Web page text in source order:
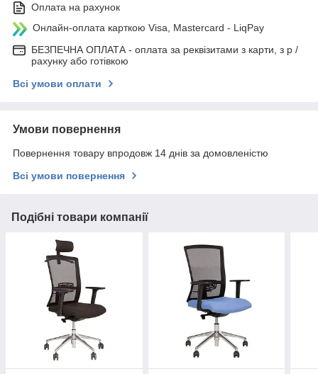
Оплата на рахунок
Онлайн-оплата карткою Visa, Mastercard - LiqPay
БЕЗПЕЧНА ОПЛАТА - оплата за реквізитами з карти, з р /
рахунку або готівкою
Всі умови оплати
Умови повернення
Повернення товару впродовж 14 днів за домовленістю
Всі умови повернення
Подібні товари компанії